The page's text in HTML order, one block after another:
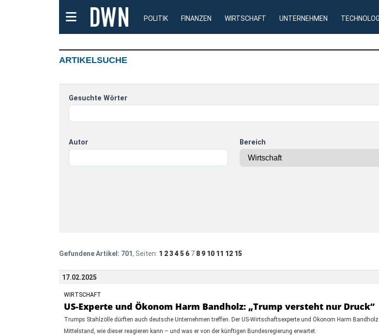
POLITIK FINANZEN WIRTSCHAFT UNTERNEHMEN
ARTIKELSUCHE
Gesuchte Wörter
Autor Bereich
Gefundene Artikel: 701, Seiten: 1 2345 6 7 8 9 10 11 12 15
17.02.2025
WIRTSCHAFT
US-Experte und Ökonom Harm Bandholz: „Trump versteht nur Druck“
Trumps Stahlzölle dürften auch deutsche Unternehmen treffen. Der US-Wirtschaftsexperte und Ökonom Harm
Mittelstand, wie dieser reagieren kann – und was er von der künftigen Bundesregierung erwartet.